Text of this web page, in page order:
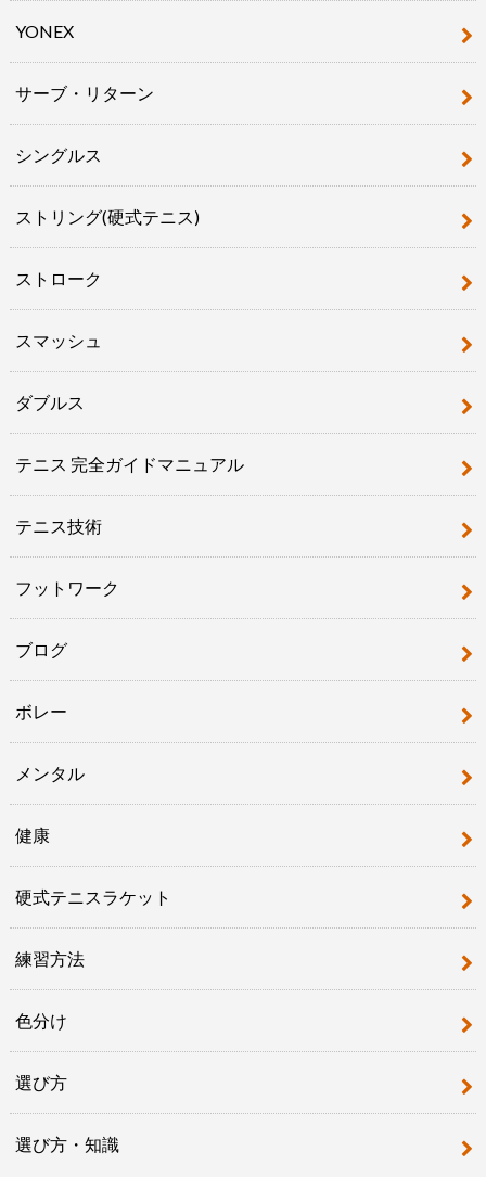
YONEX
サーブ・リターン
シングルス
ストリング(硬式テニス)
ストローク
スマッシュ
ダブルス
テニス 完全ガイドマニュアル
テニス技術
フットワーク
ブログ
ボレー
メンタル
健康
硬式テニスラケット
練習方法
色分け
選び方
選び方・知識